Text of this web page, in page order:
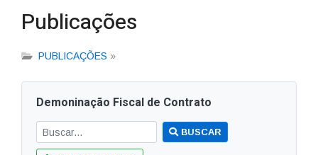
Publicações
PUBLICAÇÕES »
Demoninação Fiscal de Contrato
BUSCAR